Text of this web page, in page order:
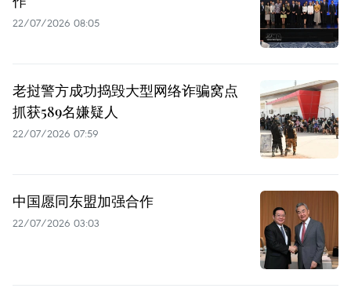
22/07/2026 08:05
老挝警方成功捣毁大型网络诈骗窝点
抓获589名嫌疑人
22/07/2026 07:59
中国愿同东盟加强合作
22/07/2026 03:03